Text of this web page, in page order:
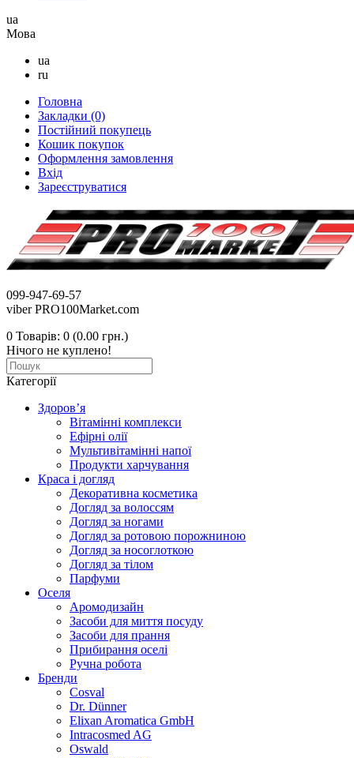
ua
Мова
ua
ru
Головна
Закладки (0)
Постійний покупець
Кошик покупок
Оформлення замовлення
Вхід
Зареєструватися
099-947-69-57
viber PRO100Market.com
0 Товарів: 0 (0.00 грн.)
Нічого не куплено!
Категорії
Здоров’я
Вітамінні комплекси
Ефірні олії
Мультивітамінні напої
Продукти харчування
Краса і догляд
Декоративна косметика
Догляд за волоссям
Догляд за ногами
Догляд за ротовою порожниною
Догляд за носоглоткою
Догляд за тілом
Парфуми
Оселя
Аромодизайн
Засоби для миття посуду
Засоби для прання
Прибирання оселі
Ручна робота
Бренди
Cosval
Dr. Dünner
Elixan Aromatica GmbH
Intracosmed AG
Oswald